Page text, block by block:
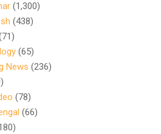
(1,300)
(438)
(65)
News (236)
(78)
(66)